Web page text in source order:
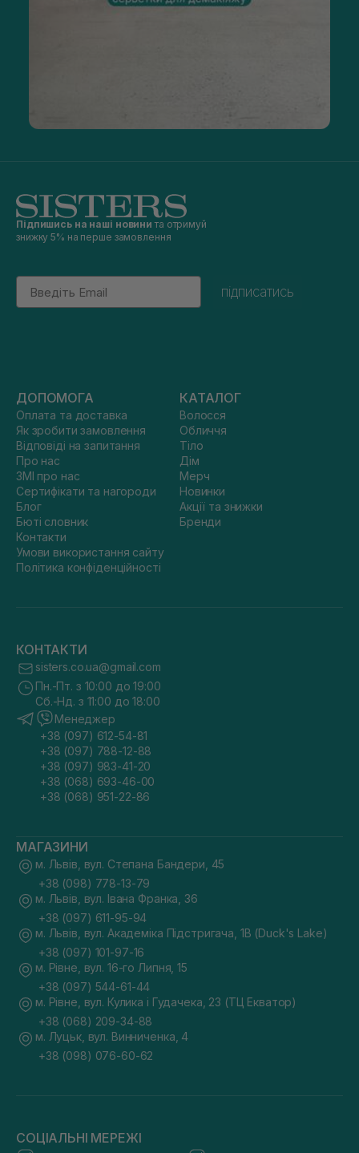
Підпишись на наші новини та отримуй
знижку 5% на перше замовлення
Email
підписатись
ДОПОМОГА
Оплата та доставка
Як зробити замовлення
Відповіді на запитання
Про нас
ЗМІ про нас
Сертифікати та нагороди
Блог
Бюті словник
Контакти
Умови використання сайту
Політика конфіденційності
КАТАЛОГ
Волосся
Обличчя
Тіло
Дім
Мерч
Новинки
Акції та знижки
Бренди
КОНТАКТИ
sisters.co.ua@gmail.com
Пн.-Пт. з 10:00 до 19:00
Сб.-Нд. з 11:00 до 18:00
Менеджер
+38 (097) 612-54-81
+38 (097) 788-12-88
+38 (097) 983-41-20
+38 (068) 693-46-00
+38 (068) 951-22-86
МАГАЗИНИ
м. Львів, вул. Степана Бандери, 45
+38 (098) 778-13-79
м. Львів, вул. Івана Франка, 36
+38 (097) 611-95-94
м. Львів, вул. Академіка Підстригача, 1В (Duck's Lake)
+38 (097) 101-97-16
м. Рівне, вул. 16-го Липня, 15
+38 (097) 544-61-44
м. Рівне, вул. Кулика і Гудачека, 23 (ТЦ Екватор)
+38 (068) 209-34-88
м. Луцьк, вул. Винниченка, 4
+38 (098) 076-60-62
СОЦІАЛЬНІ МЕРЕЖІ